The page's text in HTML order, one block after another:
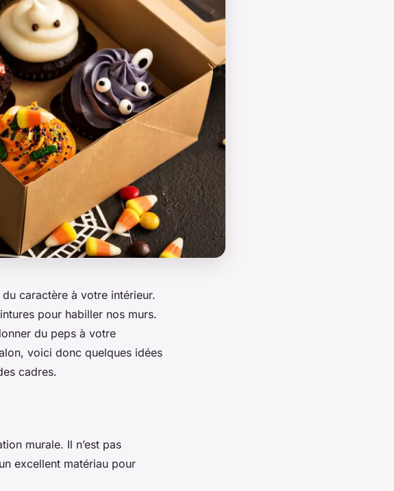
caractère à votre intérieur.
pour habiller nos murs.
du peps à votre
voici donc quelques idées
cadres.
murale. Il n’est pas
excellent matériau pour